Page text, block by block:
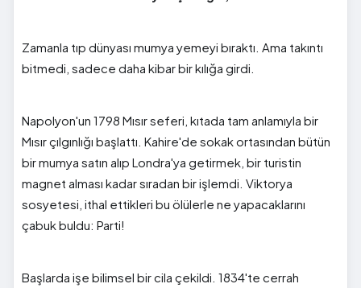
Zamanla tıp dünyası mumya yemeyi bıraktı. Ama takıntı
bitmedi, sadece daha kibar bir kılığa girdi.
Napolyon'un 1798 Mısır seferi, kıtada tam anlamıyla bir
Mısır çılgınlığı başlattı. Kahire'de sokak ortasından bütün
bir mumya satın alıp Londra'ya getirmek, bir turistin
magnet alması kadar sıradan bir işlemdi. Viktorya
sosyetesi, ithal ettikleri bu ölülerle ne yapacaklarını
çabuk buldu: Parti!
Başlarda işe bilimsel bir cila çekildi. 1834'te cerrah